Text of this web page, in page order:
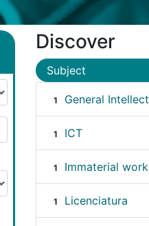
Discover
Subject
1 General Intellect
1 ICT
1 Immaterial work
1 Licenciatura